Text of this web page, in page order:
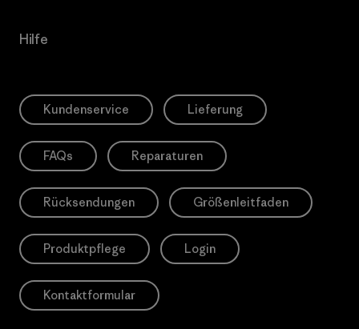
Hilfe
Kundenservice Lieferung
FAQs Reparaturen
Rücksendungen Größenleitfaden
Produktpflege Login
Kontaktformular